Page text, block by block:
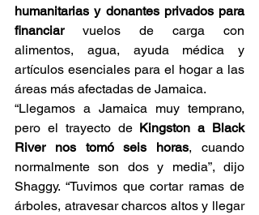
humanitarias y donantes privados para
financiar vuelos de carga con
alimentos, agua, ayuda médica y
artículos esenciales para el hogar a las
áreas más afectadas de Jamaica.
“Llegamos a Jamaica muy temprano,
pero el trayecto de Kingston a Black
River nos tomó seis horas, cuando
normalmente son dos y media”, dijo
Shaggy. “Tuvimos que cortar ramas de
árboles, atravesar charcos altos y llegar